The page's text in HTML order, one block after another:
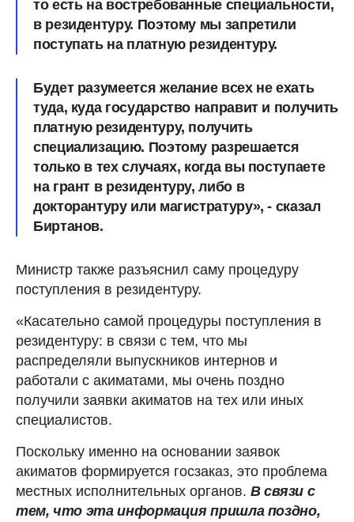
то есть на востребованные специальности,
в резидентуру. Поэтому мы запретили
поступать на платную резидентуру.
Будет разумеется желание всех не ехать
туда, куда государство направит и получить
платную резидентуру, получить
специализацию. Поэтому разрешается
только в тех случаях, когда вы поступаете
на грант в резидентуру, либо в
докторантуру или магистратуру», - сказал
Биртанов.
Министр также разъяснил саму процедуру
поступления в резидентуру.
«Касательно самой процедуры поступления в
резидентуру: в связи с тем, что мы
распределяли выпускников интернов и
работали с акиматами, мы очень поздно
получили заявки акиматов на тех или иных
специалистов.
Поскольку именно на основании заявок
акиматов формируется госзаказ, это проблема
местных исполнительных органов. В связи с
тем, что эта информация пришла поздно,